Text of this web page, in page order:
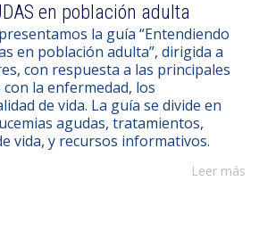
en población adulta
la guía “Entendiendo
en población adulta”, dirigida a
con respuesta a las principales
la enfermedad, los
de vida. La guía se divide en
agudas, tratamientos,
vida, y recursos informativos.
Leer más